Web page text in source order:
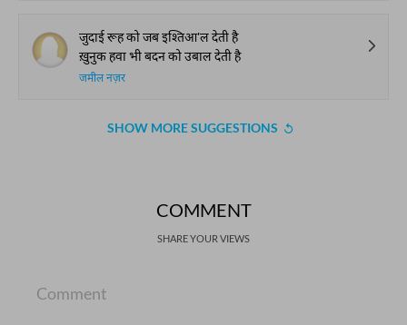
जुदाई रूह को जब इश्तिआ'ल देती है
ख़ुनुक हवा भी बदन को उबाल देती है
जमील नज़र
SHOW MORE SUGGESTIONS
COMMENT
SHARE YOUR VIEWS
Comment